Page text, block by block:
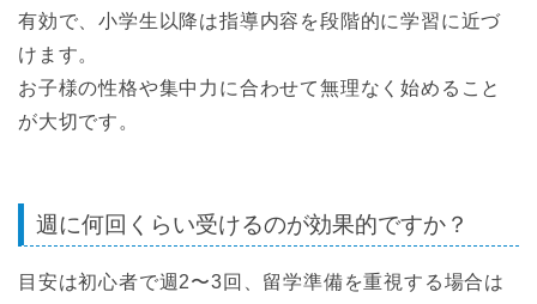
有効で、小学生以降は指導内容を段階的に学習に近づ
けます。
お子様の性格や集中力に合わせて無理なく始めること
が大切です。
週に何回くらい受けるのが効果的ですか？
目安は初心者で週2〜3回、留学準備を重視する場合は